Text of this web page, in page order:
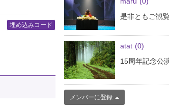
埋め込みコード
是非ともご観
atat (0)
15周年記念公
メンバーに登録